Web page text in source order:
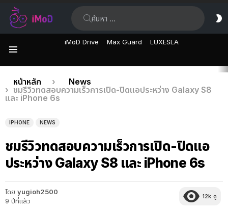
iMoD Drive Max Guard LUXESLA
เรื่อง
ล่าสุด
คุณอยู่ที่นี่:
หน้าหลัก
News
ชมรีวิวทดสอบความเร็วการเปิด-ปิดแอประหว่าง Galaxy S8
และ iPhone 6s
IPHONE NEWS
ชมรีวิวทดสอบความเร็วการเปิด-ปิดแอ
ประหว่าง Galaxy S8 และ iPhone 6s
โดย yugioh2500
9 ปีที่แล้ว
12k ดู